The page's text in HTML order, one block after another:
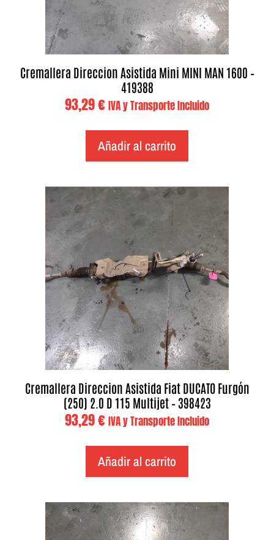
Cremallera Direccion Asistida Mini MINI MAN 1600 –
419388
93,29€ IVA y Transporte Incluido
Añadir al carrito
Cremallera Direccion Asistida Fiat DUCATO Furgón
(250) 2.0 D 115 Multijet – 398423
93,29€ IVA y Transporte Incluido
Añadir al carrito